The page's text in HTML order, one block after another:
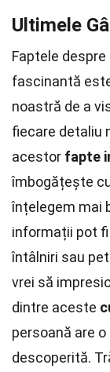
Ultimele
Faptele
fascinantă
noastră de a
fiecare detaliu
acestor fapte
îmbogățește
înțelegem mai
informații pot
întâlniri sau
vrei să
dintre aceste
persoană are
descoperită.